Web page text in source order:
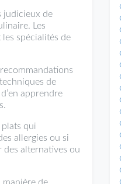
judicieux de
Les
spécialités de
de
apprendre
qui
allergies ou si
alternatives ou